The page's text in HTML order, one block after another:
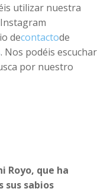
utilizar nuestra
decontactode
. Nos podéis escuchar
por nuestro
Royo, que ha
sus sabios